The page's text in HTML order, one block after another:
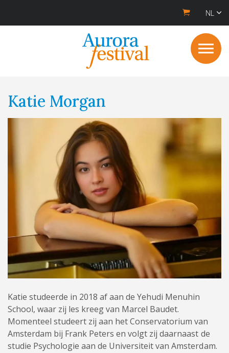
NL
Katie Morgan
Katie studeerde in 2018 af aan deYehudi Menuhin
School, waar zij les kreeg van Marcel Baudet.
Momenteel studeert zij aan hetConservatorium van
Amsterdam bij Frank Peters en volgt zij daarnaast de
studie Psychologie aan de Universiteit van Amsterdam.